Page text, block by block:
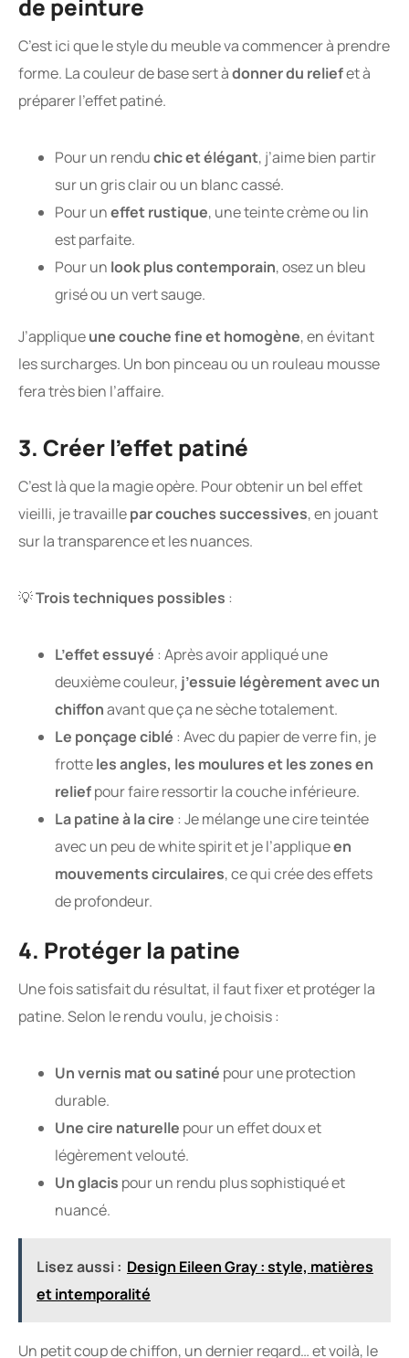
de peinture
C’est ici que le style du meuble va commencer à prendre
forme. La couleur de base sert àdonner du reliefet à
préparer l’effet patiné.
Pour un renduchic et élégant, j’aime bien partir
sur un gris clair ou un blanc cassé.
Pour uneffet rustique, une teinte crème ou lin
est parfaite.
Pour un look plus contemporain, osez un bleu
grisé ou un vert sauge.
J’appliqueune couche fine et homogène, en évitant
les surcharges. Un bon pinceau ou un rouleau mousse
fera très bien l’affaire.
3. Créer l’effet patiné
C’est là que la magie opère. Pour obtenir un bel effet
vieilli, je travaillepar couches successives, en jouant
sur la transparence et les nuances.
💡Trois techniques possibles :
L’effet essuyé : Après avoir appliqué une
deuxième couleur, j’essuie légèrement avec un
chiffonavant que ça ne sèche totalement.
Le ponçage ciblé : Avec du papier de verre fin, je
frotteles angles, les moulures et les zones en
reliefpour faire ressortir la couche inférieure.
La patine à la cire : Je mélange une cire teintée
avec un peu de white spirit et je l’appliqueen
mouvements circulaires, ce qui crée des effets
de profondeur.
4. Protéger la patine
Une fois satisfait du résultat, il faut fixer et protéger la
patine. Selon le rendu voulu, je choisis :
Un vernis mat ou satiné pour une protection
durable.
Une cire naturelle pour un effet doux et
légèrement velouté.
Un glacis pour un rendu plus sophistiqué et
nuancé.
Lisez aussi : Design Eileen Gray : style, matières
et intemporalité
Un petit coup de chiffon, un dernier regard… et voilà, le